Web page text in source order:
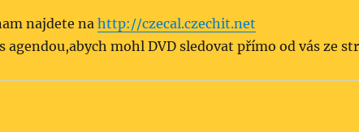
najdete nahttp://czecal.czechit.net
agendou,abych mohl DVD sledovat přímo od vás ze